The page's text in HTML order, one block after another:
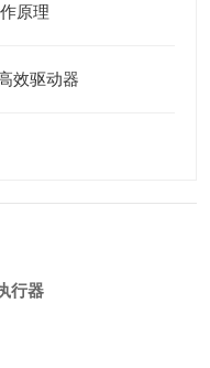
原理
效驱动器
行器